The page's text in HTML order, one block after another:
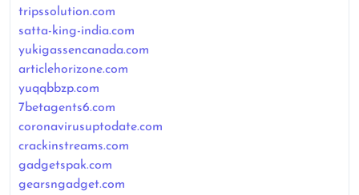
tripssolution.com
satta-king-india.com
yukigassencanada.com
articlehorizone.com
yuqqbbzp.com
7betagents6.com
coronavirusuptodate.com
crackinstreams.com
gadgetspak.com
gearsngadget.com